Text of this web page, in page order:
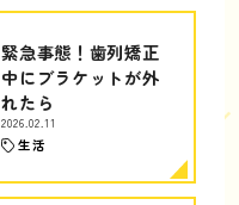
緊急事態！歯列矯正
中にブラケットが外
れたら
2026.02.11
生活